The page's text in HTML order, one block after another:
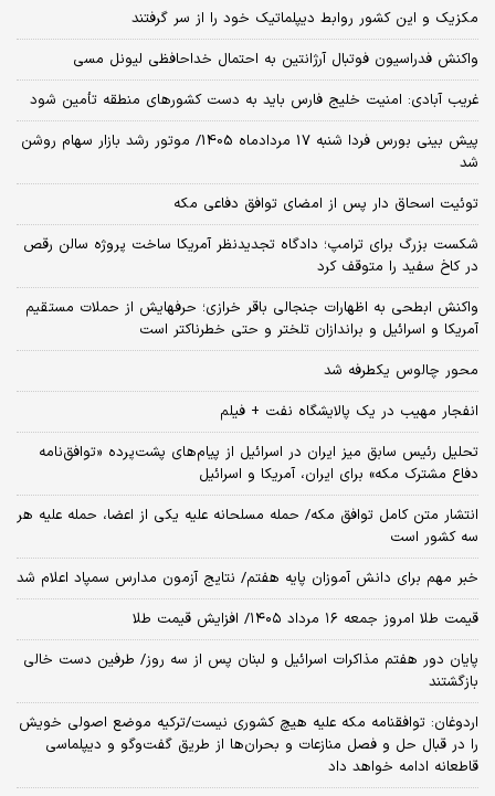
مکزیک و این کشور روابط دیپلماتیک خود را از سر گرفتند
واکنش فدراسیون فوتبال آرژانتین به احتمال خداحافظی لیونل مسی
غریب آبادی: امنیت خلیج فارس باید به دست کشورهای منطقه تأمین شود
پیش بینی بورس فردا شنبه 17 مردادماه 1405/ موتور رشد بازار سهام روشن
شد
توئیت اسحاق دار پس از امضای توافق دفاعی مکه
شکست بزرگ برای ترامپ؛ دادگاه تجدیدنظر آمریکا ساخت پروژه سالن رقص
در کاخ سفید را متوقف کرد
واکنش ابطحی به اظهارات جنجالی باقر خرازی؛ حرفهایش از حملات مستقیم
آمریکا و اسرائیل و براندازان تلختر و حتی خطرناکتر است
محور چالوس یکطرفه شد
انفجار مهیب در یک پالایشگاه نفت + فیلم
تحلیل رئیس سابق میز ایران در اسرائیل از پیام‌های پشت‌پرده «توافق‌نامه
دفاع مشترک مکه» برای ایران، آمریکا و اسرائیل
انتشار متن کامل توافق مکه/ حمله مسلحانه علیه یکی از اعضا، حمله علیه هر
سه کشور است
خبر مهم برای دانش آموزان پایه هفتم/ نتایج آزمون مدارس سمپاد اعلام شد
قیمت طلا امروز جمعه ۱۶ مرداد ۱۴۰۵/ افزایش قیمت طلا
پایان دور هفتم مذاکرات اسرائیل و لبنان پس از سه روز/ طرفین دست خالی
بازگشتند
اردوغان: توافقنامه مکه علیه هیچ کشوری نیست/ترکیه موضع اصولی خویش
را در قبال حل و فصل منازعات و بحران‌ها از طریق گفت‌وگو و دیپلماسی
قاطعانه ادامه خواهد داد